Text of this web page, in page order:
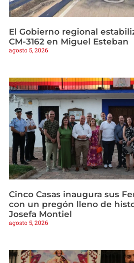
El Gobierno regional
CM-3162 en Miguel Esteban
agosto 5, 2026
Cinco Casas inaugura sus
con un pregón lleno de
Josefa Montiel
agosto 5, 2026